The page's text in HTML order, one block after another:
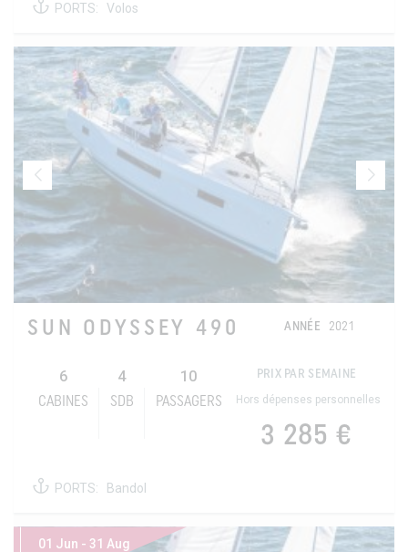
PORTS: Volos
SUN ODYSSEY 490 ANNÉE 2021
6
CABINES
4
SDB
10
PASSAGERS
PRIX PAR SEMAINE
Hors dépenses personnelles
3 285 €
PORTS: Bandol
01 Jun - 31 Aug